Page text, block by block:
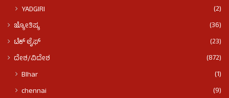
YADGIRI
(2)
ಜ್ಯೋತಿಷ್ಯ
(36)
ಟೆಕ್ ಲೈಫ್
(23)
ದೇಶ/ವಿದೇಶ
(872)
BIhar
(1)
chennai
(9)